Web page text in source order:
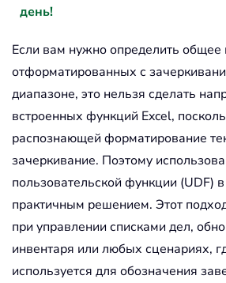
день!
Если вам нужно определить общее
отформатированных с
диапазоне, это нельзя сделать
встроенных функций Excel,
распознающей форматирование
зачеркивание. Поэтому
пользовательской функции (UDF)
практичным решением. Этот
при управлении списками дел,
инвентаря или любых сценариях,
используется для обозначения